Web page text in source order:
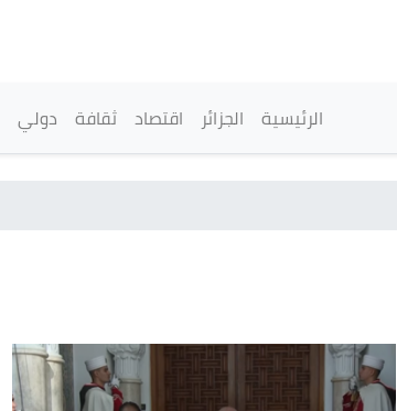
القائمة الرئيسية
الرئيسية الجزائر اقتصاد ثقافة دولي